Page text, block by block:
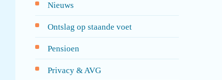
Nieuws
Ontslag op staande voet
Pensioen
Privacy & AVG